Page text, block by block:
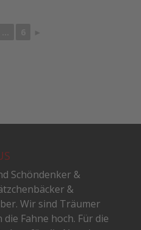
Schöndenker &
&
Wir sind Träumer
Fahne hoch. Für die